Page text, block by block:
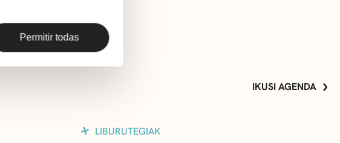
Permitir todas
IKUSI AGENDA
LIBURUTEGIAK